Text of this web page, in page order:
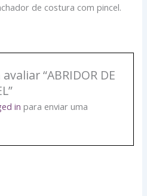
de costura com pincel.
“ABRIDOR DE
in para enviar uma